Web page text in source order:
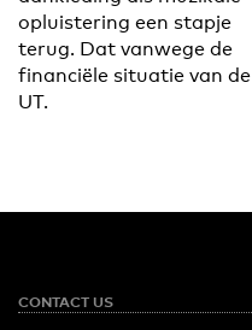
opluistering een stapje
terug. Dat vanwege de
financiële situatie van de
UT.
CONTACT US